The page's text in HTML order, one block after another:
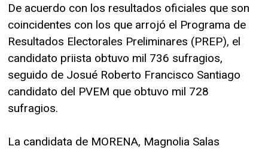
De acuerdo con los resultados oficiales que son
coincidentes con los que arrojó el Programa de
Resultados Electorales Preliminares (PREP), el
candidato priista obtuvo mil 736 sufragios,
seguido de Josué Roberto Francisco Santiago
candidato del PVEM que obtuvo mil 728
sufragios.
La candidata de MORENA, Magnolia Salas